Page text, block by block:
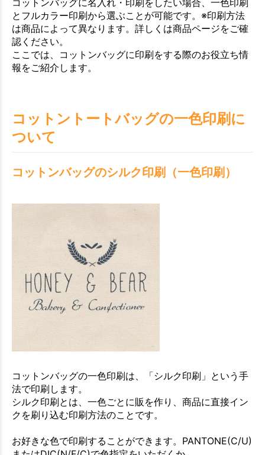
コットンバッグに名入れ・印刷をしたい場合、一色印刷
とフルカラー印刷から選ぶことが可能です。※印刷方法
は商品によって異なります。詳しくは商品ページをご確
認ください。
ここでは、コットンバッグに印刷をする際のお役立ち情
報をご紹介します。
コットントートバッグの一色印刷に
ついて
コットンバッグのシルク印刷（一色印刷）
コットンバッグの一色印刷は、「シルク印刷」という手
法で印刷します。
シルク印刷とは、一色ごとに販を作り、商品に直接イン
クを刷り込む印刷方法のことです。
お好きな色で印刷することができます。PANTONE(C/U)